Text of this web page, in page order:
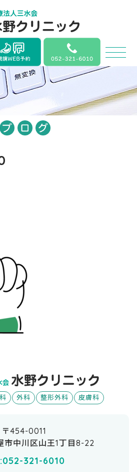
外科 整形外科 皮膚科
〒454-0011
市中川区山王1丁目8-22
321-6010